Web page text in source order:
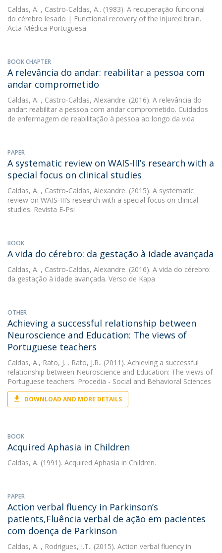
Caldas, A. , Castro-Caldas, A.. (1983). A recuperação funcional
do cérebro lesado | Functional recovery of the injured brain.
Acta Médica Portuguesa
BOOK CHAPTER
A relevância do andar: reabilitar a pessoa com
andar comprometido
Caldas, A. , Castro-Caldas, Alexandre. (2016). A relevância do
andar: reabilitar a pessoa com andar comprometido. Cuidados
de enfermagem de reabilitação à pessoa ao longo da vida
PAPER
A systematic review on WAIS-III’s research with a
special focus on clinical studies
Caldas, A. , Castro-Caldas, Alexandre. (2015). A systematic
review on WAIS-III’s research with a special focus on clinical
studies. Revista E-Psi
BOOK
A vida do cérebro: da gestação à idade avançada
Caldas, A. , Castro-Caldas, Alexandre. (2016). A vida do cérebro:
da gestação à idade avançada. Verso de Kapa
OTHER
Achieving a successful relationship between
Neuroscience and Education: The views of
Portuguese teachers
Caldas, A., Rato, J. , Rato, J.R.. (2011). Achieving a successful
relationship between Neuroscience and Education: The views of
Portuguese teachers. Procedia - Social and Behavioral Sciences
DOWNLOAD AND MORE DETAILS
BOOK
Acquired Aphasia in Children
Caldas, A. (1991). Acquired Aphasia in Children.
PAPER
Action verbal fluency in Parkinson’s
patients,Fluência verbal de ação em pacientes
com doença de Parkinson
Caldas, A. , Rodrigues, I.T.. (2015). Action verbal fluency in